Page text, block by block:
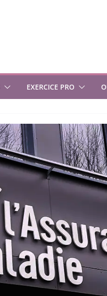
EXERCICE PRO